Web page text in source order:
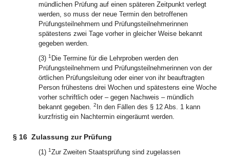
mündlichen Prüfung auf einen späteren Zeitpunkt verlegt
werden, so muss der neue Termin den betroffenen
Prüfungsteilnehmern und Prüfungsteilnehmerinnen
spätestens zwei Tage vorher in gleicher Weise bekannt
gegeben werden.
(3) 1 Die Termine für die Lehrproben werden den
Prüfungsteilnehmern und Prüfungsteilnehmerinnen von der
örtlichen Prüfungsleitung oder einer von ihr beauftragten
Person frühestens drei Wochen und spätestens eine Woche
vorher schriftlich oder – gegen Nachweis – mündlich
bekannt gegeben. 2 In den Fällen des § 12 Abs. 1 kann
kurzfristig ein Nachtermin eingeräumt werden.
§ 16 Zulassung zur Prüfung
(1) 1Zur Zweiten Staatsprüfung sind zugelassen